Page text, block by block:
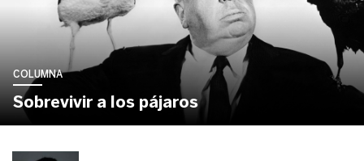
COLUMNA
Sobrevivir a los pájaros